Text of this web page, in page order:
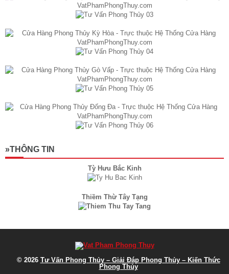
»THÔNG TIN
Tỳ Hưu Bắc Kinh
Thiềm Thừ Tây Tạng
© 2026 Tư Vấn Phong Thủy – Giải Đáp Phong Thủy – Kiến Thức
Phong Thủy